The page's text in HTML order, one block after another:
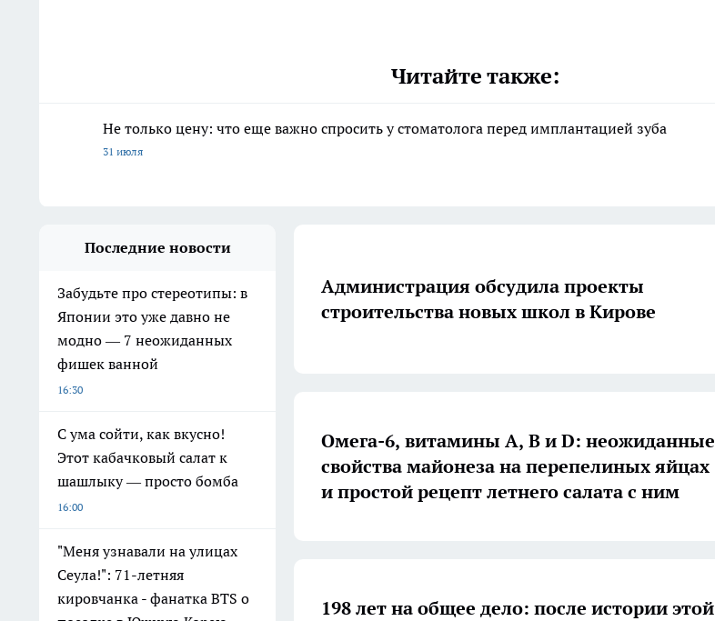
Читайте также:
Не только цену: что еще важно спросить у стоматолога перед имплантацией зуба
31 июля
Последние новости
Забудьте про стереотипы: в
Японии это уже давно не
модно — 7 неожиданных
фишек ванной
16:30
С ума сойти, как вкусно!
Этот кабачковый салат к
шашлыку — просто бомба
16:00
"Меня узнавали на улицах
Сеула!": 71-летняя
кировчанка - фанатка BTS о
Администрация обсудила проекты
строительства новых школ в Кирове
Омега-6, витамины А, В и D: неожиданные
свойства майонеза на перепелиных яйцах
и простой рецепт летнего салата с ним
198 лет на общее дело: после истории этой